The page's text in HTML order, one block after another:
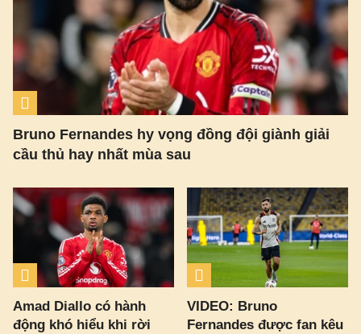
Bruno Fernandes hy vọng đồng đội giành giải
cầu thủ hay nhất mùa sau
Amad Diallo có hành
động khó hiểu khi rời
VIDEO: Bruno
Fernandes được fan kêu